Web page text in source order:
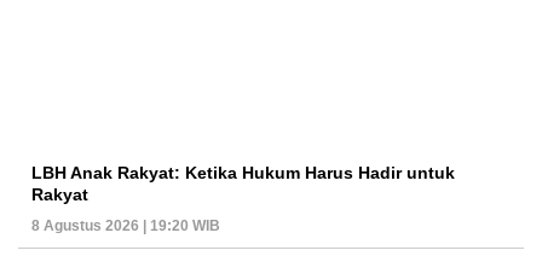
LBH Anak Rakyat: Ketika Hukum Harus Hadir untuk
Rakyat
8 Agustus 2026 | 19:20 WIB